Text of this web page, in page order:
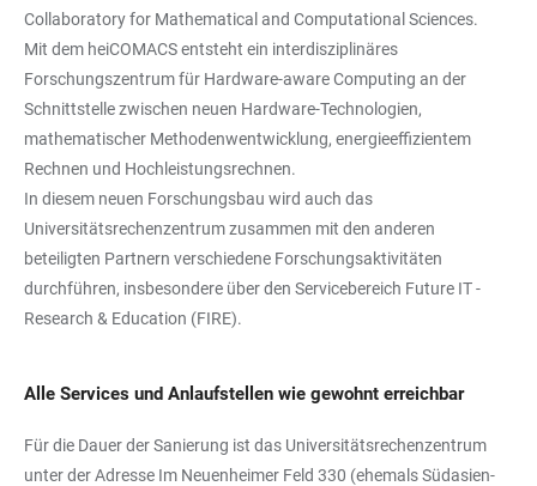
Collaboratory for Mathematical and Computational Sciences.
Mit dem heiCOMACS entsteht ein interdisziplinäres
Forschungszentrum für Hardware-aware Computing an der
Schnittstelle zwischen neuen Hardware-Technologien,
mathematischer Methodenwentwicklung, energieeffizientem
Rechnen und Hochleistungsrechnen.
In diesem neuen Forschungsbau wird auch das
Universitätsrechenzentrum zusammen mit den anderen
beteiligten Partnern verschiedene Forschungsaktivitäten
durchführen, insbesondere über den Servicebereich Future IT -
Research & Education (FIRE).
Alle Services und Anlaufstellen wie gewohnt erreichbar
Für die Dauer der Sanierung ist das Universitätsrechenzentrum
unter der Adresse Im Neuenheimer Feld 330 (ehemals Südasien-